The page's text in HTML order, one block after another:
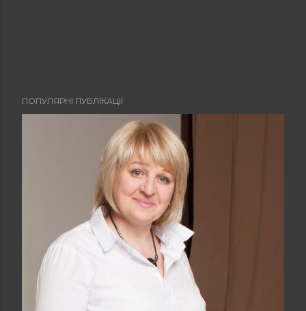
ПОПУЛЯРНІ ПУБЛІКАЦІЇ